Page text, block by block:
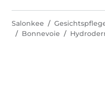
Salonkee
Bonnevoie